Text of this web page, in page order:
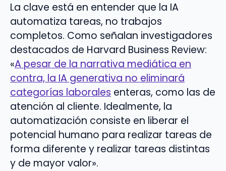
La clave está en entender que la IA
automatiza tareas, no trabajos
completos. Como señalan investigadores
destacados de Harvard Business Review:
«A pesar de la narrativa mediática en
contra, la IA generativa no eliminará
categorías laborales enteras, como las de
atención al cliente. Idealmente, la
automatización consiste en liberar el
potencial humano para realizar tareas de
forma diferente y realizar tareas distintas
y de mayor valor».